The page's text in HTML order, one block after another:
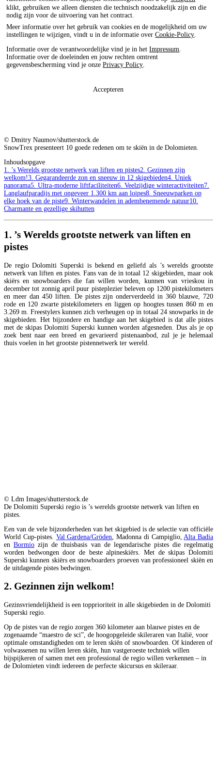
klikt, gebruiken we alleen diensten die technisch noodzakelijk zijn en die
nodig zijn voor de uitvoering van het contract.
Meer informatie over het gebruik van cookies en de mogelijkheid om uw
instellingen te wijzigen, vindt u in de informatie overCookie-Policy.
Informatie over de verantwoordelijke vind je in hetImpressum.
Informatie over de doeleinden en jouw rechten omtrent
gegevensbescherming vind je onzePrivacy Policy.
Accepteren
© Dmitry Naumov/shutterstock.de
SnowTrex presenteert 10 goede redenen om te skiën in de Dolomieten.
Inhoudsopgave
1. ’s Werelds grootste netwerk van liften en pistes2. Gezinnen zijn
welkom!3. Gegarandeerde zon en sneeuw in 12 skigebieden4. Uniek
panorama5. Ultra-moderne liftfaciliteiten6. Veelzijdige winteractiviteiten7.
Langlaufparadijs met ongeveer 1.300 km aan loipes8. Sneeuwparken op
elke hoek van de piste9. Winterwandelen in adembenemende natuur10.
Charmante en gezellige skihutten
1. ’s Werelds grootste netwerk van liften en
pistes
De regio Dolomiti Superski is bekend en geliefd als ’s werelds grootste
netwerk van liften en pistes. Fans van de in totaal 12 skigebieden, maar ook
skiërs en snowboarders die fan willen worden, kunnen van vrieskou in
december tot zonnig april puur pisteplezier beleven op 1200 pistekilometers
en meer dan 450 liften. De pistes zijn onderverdeeld in 360 blauwe, 720
rode en 120 zwarte pistekilometers en liggen op hoogtes tussen 860 m en
3.269 m. Freestylers kunnen zich verheugen op in totaal 24 snowparks in de
skigebieden. Het bijzondere en handige aan het skigebied is dat alle pistes
met de skipas Dolomiti Superski kunnen worden afgesneden. Dus als je op
zoek bent naar een breed en gevarieerd pistenaanbod, zul je je helemaal
thuis voelen in het grootste pistennetwerk ter wereld.
© Ldm Images/shutterstock.de
De Dolomiti Superski regio is ’s werelds grootste netwerk van liften en
pistes.
Een van de vele bijzonderheden van het skigebied is de selectie van officiële
World Cup-pistes. Val Gardena/Gröden , Madonna di Campiglio, Alta Badia
enBormio zijn de thuisbasis van de legendarische pistes die regelmatig
worden bedwongen door de beste alpineskiërs. Met de skipas Dolomiti
Superski kunnen skiërs en snowboarders proeven van professioneel skiën en
de uitdagende pistes bedwingen.
2. Gezinnen zijn welkom!
Gezinsvriendelijkheid is een topprioriteit in alle skigebieden in de Dolomiti
Superski regio.
Op de pistes van de regio zorgen 360 kilometer aan blauwe pistes en de
zogenaamde “maestro de sci”, de hoogopgeleide skileraren van Italië, voor
optimale omstandigheden om te leren skiën of snowboarden. Of kinderen of
volwassenen nu willen leren skiën, hun vastgeroeste techniek willen
bijspijkeren of samen met een professional de regio willen verkennen – in
de Dolomieten vindt iedereen de perfecte skicursus en skileraar.